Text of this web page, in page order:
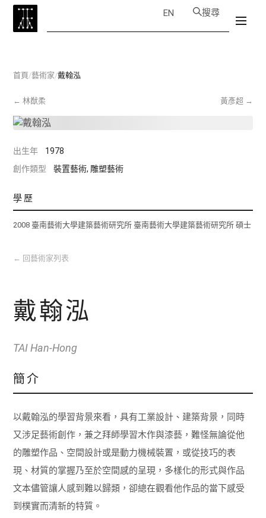
EN 搜尋
首頁/藝術家/戴翰泓
←林猷柔 黃彥超 →
出生年
1978
創作類型
裝置藝術, 雕塑藝術
學歷
2008 臺南藝術大學建築藝術研究所 臺南藝術大學建築藝術研究所 碩士
← 回藝術家列表
戴翰泓
TAI Han-Hong
簡介
以戴翰泓的學習背景來看，具有工業設計、建築背景，同時
又涉足藝術創作，兼之拜師學習木作與漆藝，難怪無論從他
的雕塑作品、空間設計或是動力機械裝置，或從技巧的表
現、材質的掌握乃至於空間感的呈現，多樣化的形式與作品
文本儘管讓人感到難以歸類，卻總在觀看他作品的當下感受
到樸實而清新的特質。